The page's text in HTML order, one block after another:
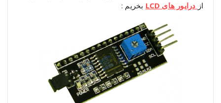
از درایور های LCD بخریم :